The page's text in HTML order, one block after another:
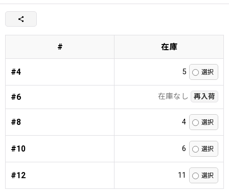
# 在庫
#4 5
#6 在庫なし 再入荷
#8 4
#10 6
#12 11